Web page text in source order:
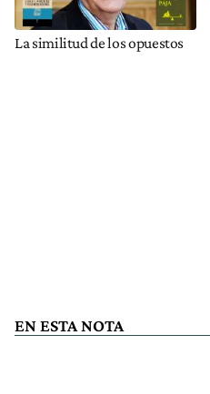
La similitud de los opuestos
EN ESTA NOTA